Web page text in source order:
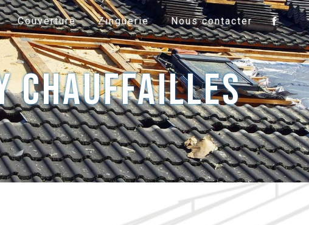
Couverture Zinguerie Nous contacter
Chauffailles